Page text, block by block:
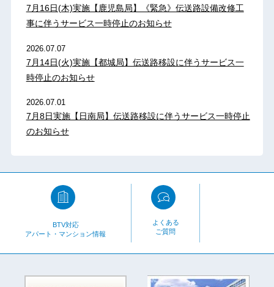
7月16日(木)実施【鹿児島局】《緊急》伝送路設備改修工
事に伴うサービス一時停止のお知らせ
2026.07.07
7月14日(火)実施【都城局】伝送路移設に伴うサービス一
時停止のお知らせ
2026.07.01
7月8日実施【日南局】伝送路移設に伴うサービス一時停止
のお知らせ
BTV対応
アパート・マンション情報
よくある
ご質問